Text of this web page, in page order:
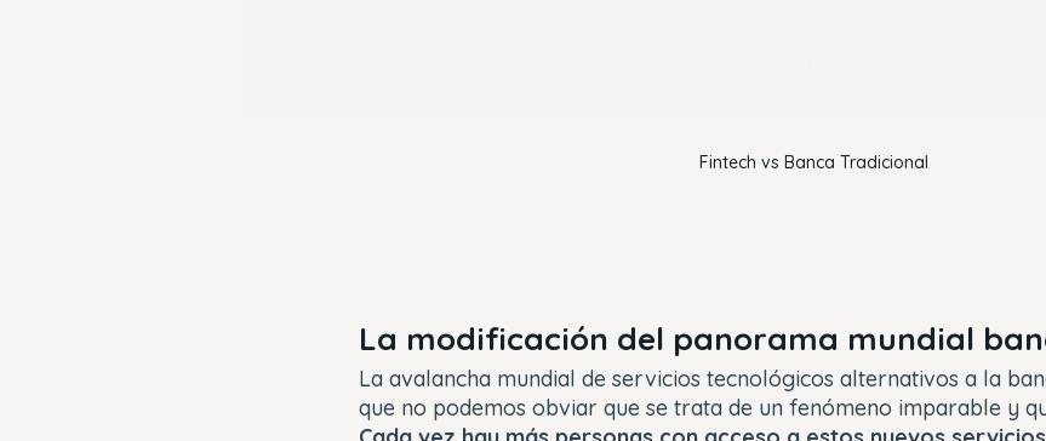
Fintech vs Banca Tradicional
La modificación del panorama mundial
La avalancha mundial de servicios tecnológicos alternativos a la
que no podemos obviar que se trata de un fenómeno imparable y